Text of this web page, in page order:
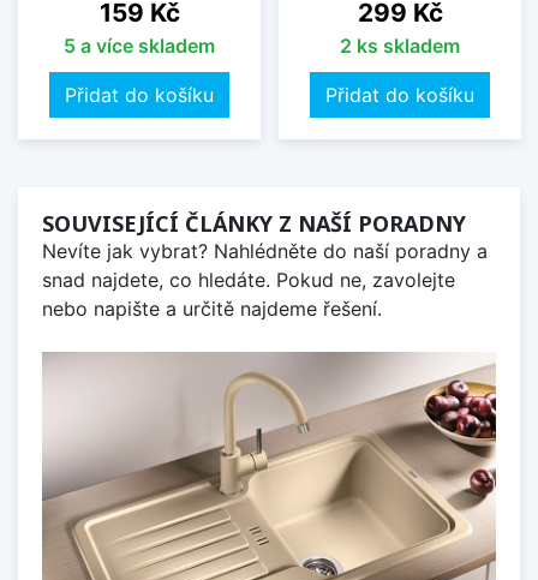
Cena
159 Kč
5 a více skladem
Přidat do košíku
Cena
299 Kč
2 ks skladem
Přidat do košíku
SOUVISEJÍCÍ ČLÁNKY Z NAŠÍ PORADNY
Nevíte jak vybrat? Nahlédněte do naší poradny a
snad najdete, co hledáte. Pokud ne, zavolejte
nebo napište a určitě najdeme řešení.